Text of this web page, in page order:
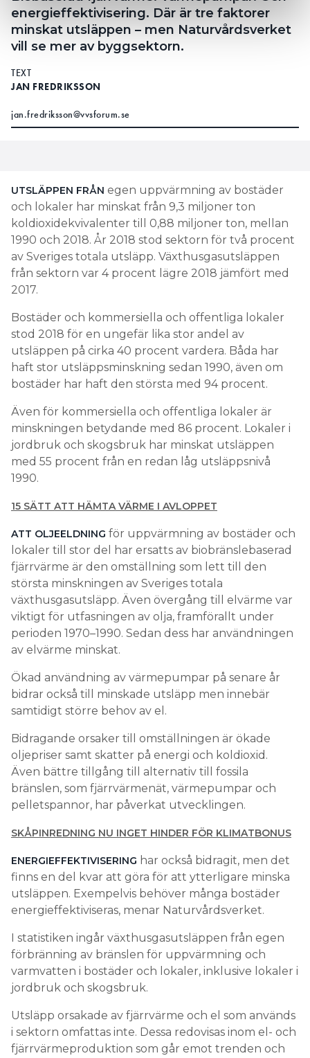
energieffektivisering. Där är tre faktorer
minskat utsläppen – men Naturvårdsverket
vill se mer av byggsektorn.
TEXT
JAN FREDRIKSSON
jan.fredriksson@vvsforum.se
UTSLÄPPEN FRÅN egen uppvärmning av bostäder
och lokaler har minskat från 9,3 miljoner ton
koldioxidekvivalenter till 0,88 miljoner ton, mellan
1990 och 2018. År 2018 stod sektorn för två procent
av Sveriges totala utsläpp. Växthusgasutsläppen
från sektorn var 4 procent lägre 2018 jämfört med
2017.
Bostäder och kommersiella och offentliga lokaler
stod 2018 för en ungefär lika stor andel av
utsläppen på cirka 40 procent vardera. Båda har
haft stor utsläppsminskning sedan 1990, även om
bostäder har haft den största med 94 procent.
Även för kommersiella och offentliga lokaler är
minskningen betydande med 86 procent. Lokaler i
jordbruk och skogsbruk har minskat utsläppen
med 55 procent från en redan låg utsläppsnivå
1990.
15 SÄTT ATT HÄMTA VÄRME I AVLOPPET
ATT OLJEELDNING för uppvärmning av bostäder och
lokaler till stor del har ersatts av biobränslebaserad
fjärrvärme är den omställning som lett till den
största minskningen av Sveriges totala
växthusgasutsläpp. Även övergång till elvärme var
viktigt för utfasningen av olja, framförallt under
perioden 1970–1990. Sedan dess har användningen
av elvärme minskat.
Ökad användning av värmepumpar på senare år
bidrar också till minskade utsläpp men innebär
samtidigt större behov av el.
Bidragande orsaker till omställningen är ökade
oljepriser samt skatter på energi och koldioxid.
Även bättre tillgång till alternativ till fossila
bränslen, som fjärrvärmenät, värmepumpar och
pelletspannor, har påverkat utvecklingen.
SKÅPINREDNING NU INGET HINDER FÖR KLIMATBONUS
ENERGIEFFEKTIVISERING har också bidragit, men det
finns en del kvar att göra för att ytterligare minska
utsläppen. Exempelvis behöver många bostäder
energieffektiviseras, menar Naturvårdsverket.
I statistiken ingår växthusgasutsläppen från egen
förbränning av bränslen för uppvärmning och
varmvatten i bostäder och lokaler, inklusive lokaler i
jordbruk och skogsbruk.
Utsläpp orsakade av fjärrvärme och el som används
i sektorn omfattas inte. Dessa redovisas inom el- och
fjärrvärmeproduktion som går emot trenden och